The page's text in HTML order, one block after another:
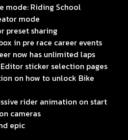
mode: Riding School
mode
preset sharing
in pre race career events
now has unlimited laps
sticker selection pages
on how to unlock Bike
rider animation on start
cameras
epic